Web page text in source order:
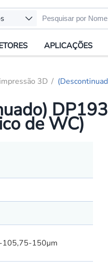
APLICAÇÕES
3D
de WC)
150μm